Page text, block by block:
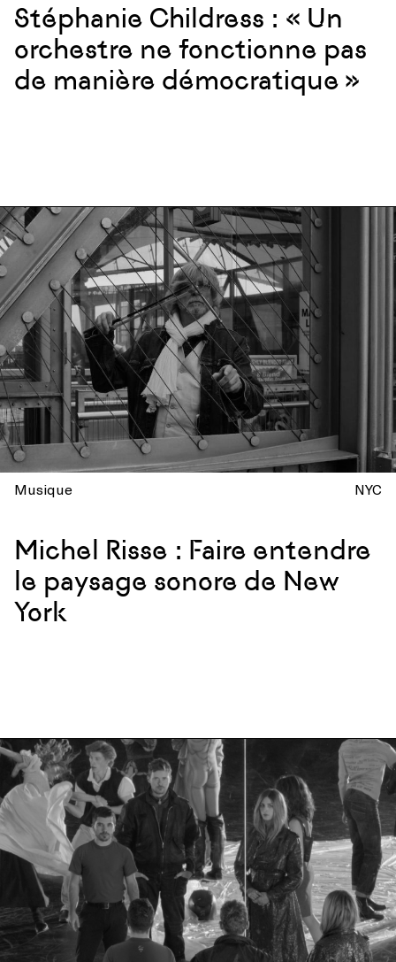
Stéphanie Childress : « Un
orchestre ne fonctionne pas
de manière démocratique »
Musique NYC
Michel Risse : Faire entendre
le paysage sonore de New
York